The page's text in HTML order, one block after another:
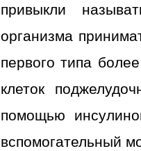
привыкли
организма
первого типа
клеток
помощью
вспомогательный